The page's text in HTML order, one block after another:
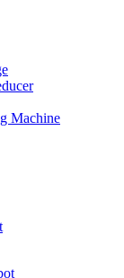
Machine